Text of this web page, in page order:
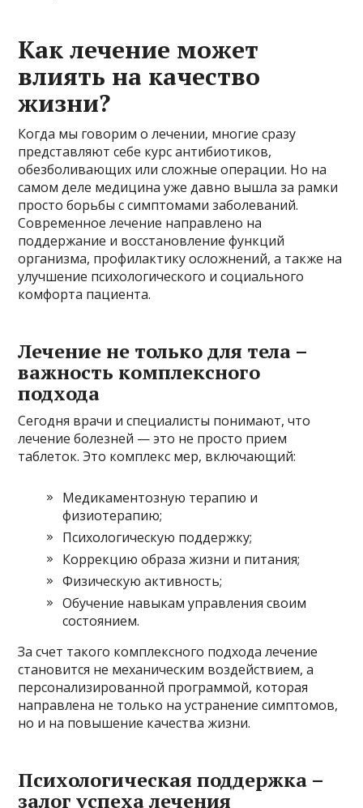
Как лечение может
влиять на качество
жизни?
Когда мы говорим о лечении, многие сразу
представляют себе курс антибиотиков,
обезболивающих или сложные операции. Но на
самом деле медицина уже давно вышла за рамки
просто борьбы с симптомами заболеваний.
Современное лечение направлено на
поддержание и восстановление функций
организма, профилактику осложнений, а также на
улучшение психологического и социального
комфорта пациента.
Лечение не только для тела –
важность комплексного
подхода
Сегодня врачи и специалисты понимают, что
лечение болезней — это не просто прием
таблеток. Это комплекс мер, включающий:
Медикаментозную терапию и
физиотерапию;
Психологическую поддержку;
Коррекцию образа жизни и питания;
Физическую активность;
Обучение навыкам управления своим
состоянием.
За счет такого комплексного подхода лечение
становится не механическим воздействием, а
персонализированной программой, которая
направлена не только на устранение симптомов,
но и на повышение качества жизни.
Психологическая поддержка –
залог успеха лечения